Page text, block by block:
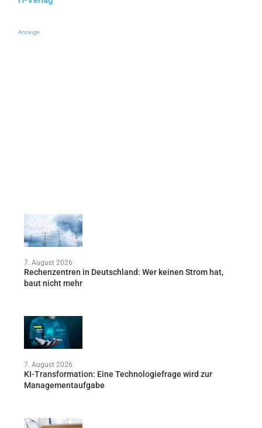
Anzeige
7. August 2026
Rechenzentren in Deutschland: Wer keinen Strom hat,
baut nicht mehr
7. August 2026
KI-Transformation: Eine Technologiefrage wird zur
Managementaufgabe